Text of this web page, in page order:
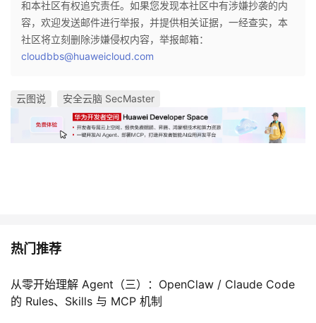
和本社区有权追究责任。如果您发现本社区中有涉嫌抄袭的内
容，欢迎发送邮件进行举报，并提供相关证据，一经查实，本
社区将立刻删除涉嫌侵权内容，举报邮箱：
cloudbbs@huaweicloud.com
云图说 安全云脑 SecMaster
热门推荐
从零开始理解 Agent（三）：OpenClaw / Claude Code
的 Rules、Skills 与 MCP 机制